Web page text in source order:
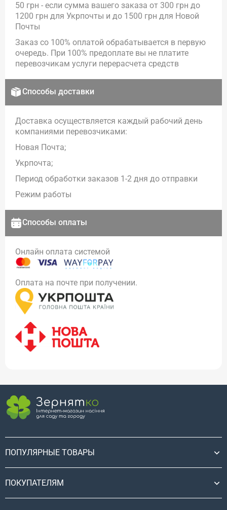
50 грн - если сумма вашего заказа от 300 грн до
1200 грн для Укрпочты и до 1500 грн для Новой
Почты
Заказ со 100% оплатой обрабатывается в первую
очередь. При 100% предоплате вы не платите
перевозчикам услуги перерасчета средств
Способы доставки
Доставка осуществляется каждый рабочий день
компаниями перевозчиками:
Новая Почта;
Укрпочта;
Период обработки заказов 1-2 дня до отправки
Режим работы
Способы оплаты
Онлайн оплата системой
Оплата на почте при получении.
ПОПУЛЯРНЫЕ ТОВАРЫ
ПОКУПАТЕЛЯМ